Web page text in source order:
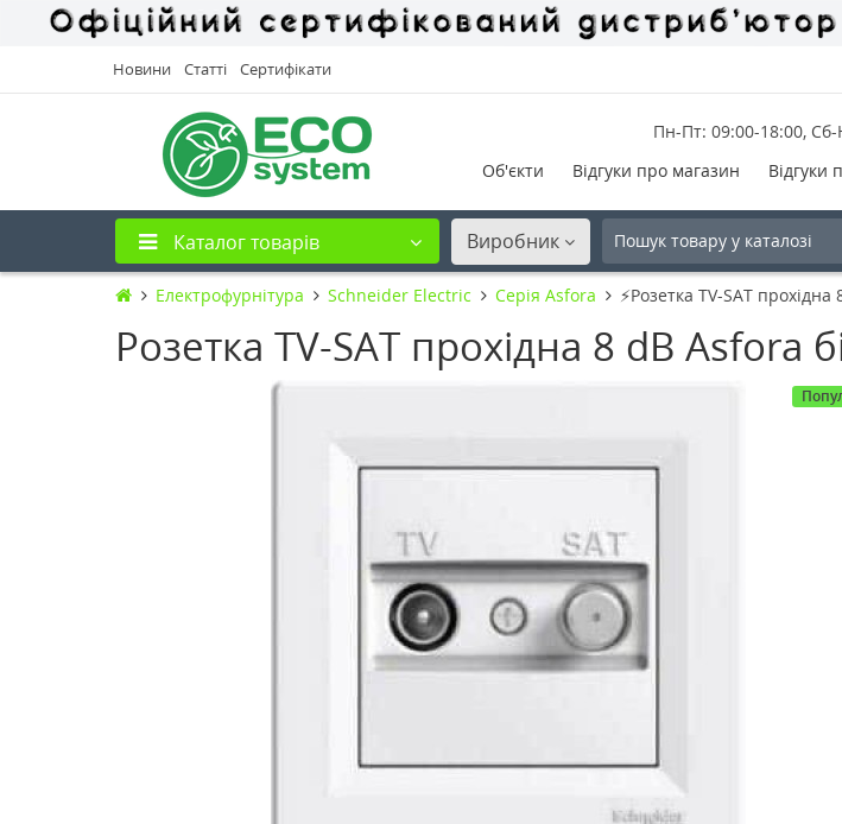
Новини Статті Сертифікати
Пн-Пт: 09:00-18:00, Сб-
Об'єкти
Відгуки про магазин Відгуки
Каталог товарів Виробник
Електрофурнітура Schneider Electric Cерія Asfora ⚡Розетка TV-SAT
Розетка TV-SAT прохідна 8 dB Asfora